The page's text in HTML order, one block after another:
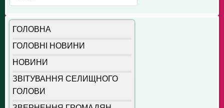
ГОЛОВНА
ГОЛОВНІ НОВИНИ
НОВИНИ
ЗВІТУВАННЯ СЕЛИЩНОГО
ГОЛОВИ